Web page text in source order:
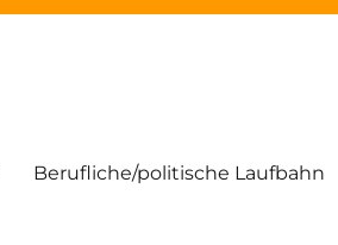
Berufliche/politische Laufbahn